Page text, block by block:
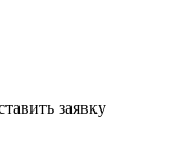
заявку